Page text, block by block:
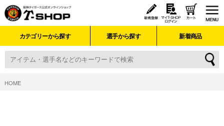
カテゴリーから探す 選手から探す 新着商品
HOME